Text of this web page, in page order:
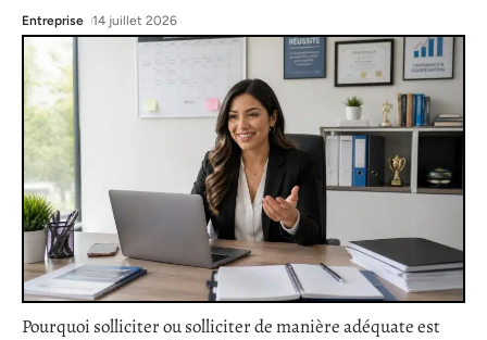
Entreprise 14 juillet 2026
Pourquoi solliciter ou solliciter de manière adéquate est